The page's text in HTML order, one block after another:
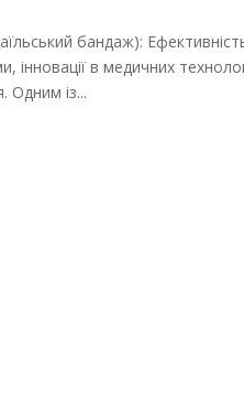
бандаж):
в медичних
Одним із...